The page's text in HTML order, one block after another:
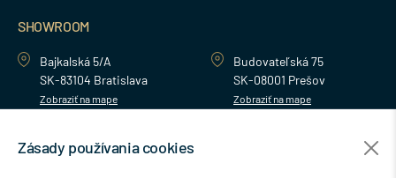
SHOWROOM
Bajkalská 5/A
SK-83104 Bratislava
Zobraziť na mape
Budovateľská 75
SK-08001 Prešov
Zobraziť na mape
Zásady používania cookies